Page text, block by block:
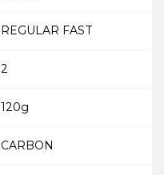
REGULAR FAST
2
120g
CARBON